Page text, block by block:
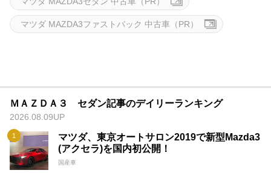
マツダ MAZDA3ファストバック 中古車（PR）
ＭＡＺＤＡ３ セダン記事のデイリーランキング
2026.08.09UP
マツダ、東京オートサロン2019で新型Mazda3
(アクセラ)を国内初公開！
国産車